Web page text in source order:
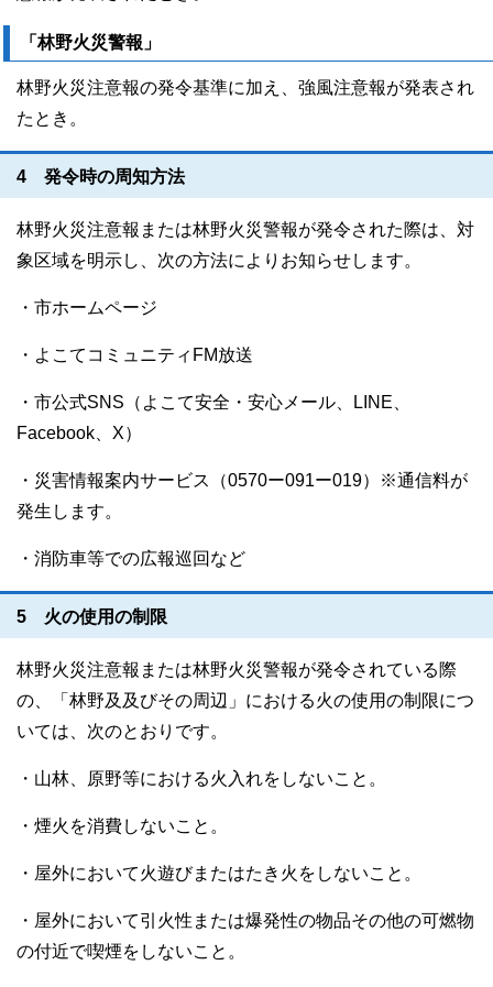
「林野火災警報」
林野火災注意報の発令基準に加え、強風注意報が発表され
たとき。
4 発令時の周知方法
林野火災注意報または林野火災警報が発令された際は、対
象区域を明示し、次の方法によりお知らせします。
・市ホームページ
・よこてコミュニティFM放送
・市公式SNS（よこて安全・安心メール、LINE、
Facebook、X）
・災害情報案内サービス（0570ー091ー019）※通信料が
発生します。
・消防車等での広報巡回など
5 火の使用の制限
林野火災注意報または林野火災警報が発令されている際
の、「林野及及びその周辺」における火の使用の制限につ
いては、次のとおりです。
・山林、原野等における火入れをしないこと。
・煙火を消費しないこと。
・屋外において火遊びまたはたき火をしないこと。
・屋外において引火性または爆発性の物品その他の可燃物
の付近で喫煙をしないこと。